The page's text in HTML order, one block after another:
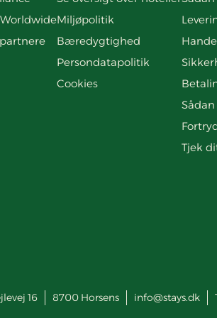
Miljøpolitik
Bæredygtighed
Persondatapolitik
Cookies
Tjek
16 8700 Horsens info@stays.dk